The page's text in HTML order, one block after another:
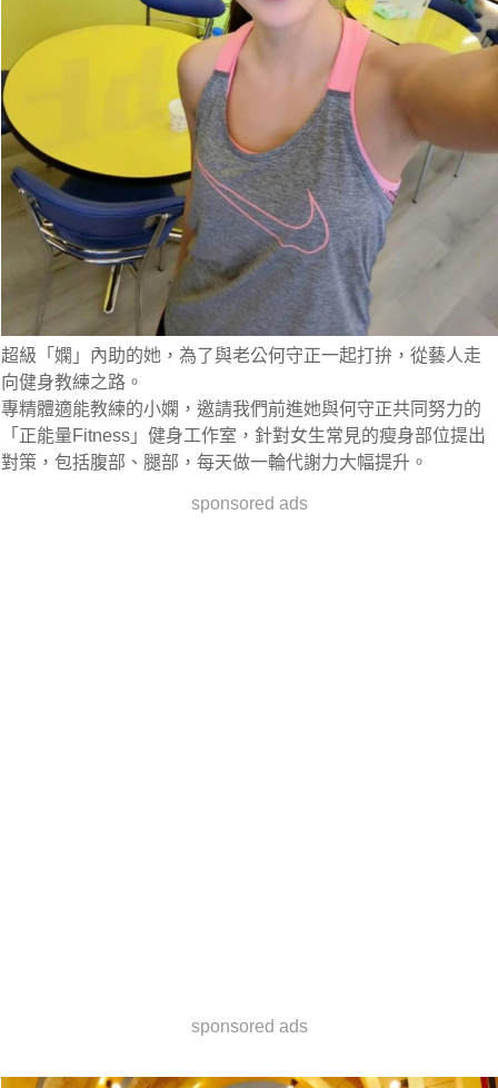
超級「嫻」內助的她，為了與老公何守正一起打拚，從藝人走
向健身教練之路。
專精體適能教練的小嫻，邀請我們前進她與何守正共同努力的
「正能量Fitness」健身工作室，針對女生常見的瘦身部位提出
對策，包括腹部、腿部，每天做一輪代謝力大幅提升。
sponsored ads
sponsored ads